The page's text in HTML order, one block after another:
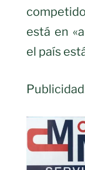
está en
el país